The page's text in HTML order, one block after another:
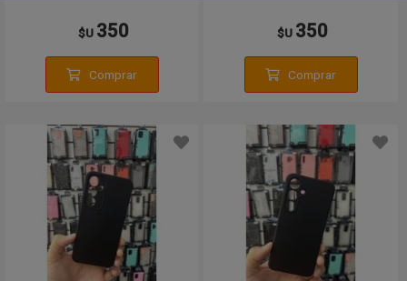
$U 350
Comprar
$U 350
Comprar